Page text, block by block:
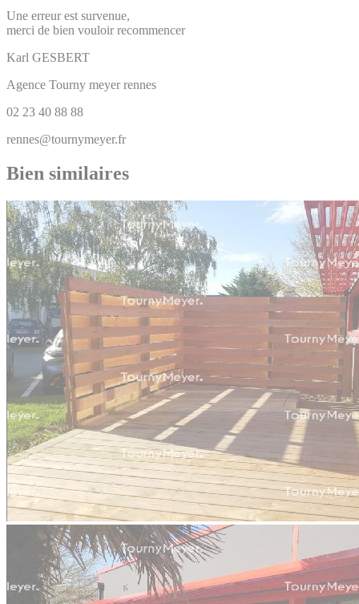
Une erreur est survenue,
merci de bien vouloir recommencer
Karl GESBERT
Agence Tourny meyer rennes
02 23 40 88 88
rennes@tournymeyer.fr
Bien similaires